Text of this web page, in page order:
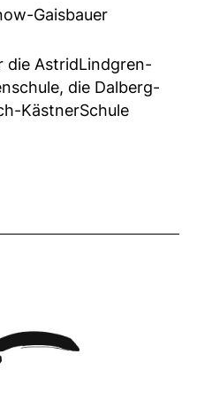
Gaisbauer
die AstridLindgren-
die Dalberg-
KästnerSchule